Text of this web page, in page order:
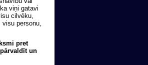
viņi gatavi
cilvēku,
personu,
pret
un